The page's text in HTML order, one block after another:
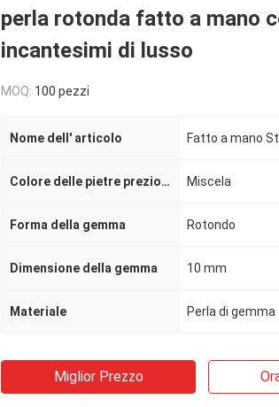
perla rotonda fatto a mano
incantesimi di lusso
MOQ: 100 pezzi
Nome dell' articolo
Colore delle pietre preziose Miscela
Forma della gemma Rotondo
Dimensione della gemma 10 mm
Materiale Perla di gemma
Miglior Prezzo